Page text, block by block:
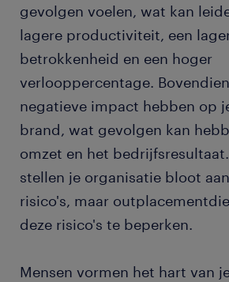
gevolgen voelen, wat kan
lagere productiviteit, een
betrokkenheid en een hoger
verlooppercentage.
negatieve impact hebben op
brand, wat gevolgen kan
omzet en het
stellen je organisatie bloot
risico's, maar
deze risico's te beperken.
Mensen vormen het hart van